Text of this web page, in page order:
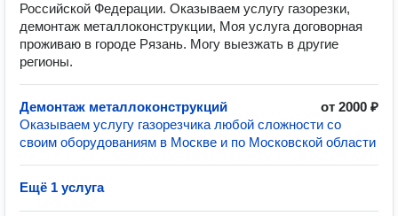
Российской Федерации. Оказываем услугу газорезки,
демонтаж металлоконструкции, Моя услуга договорная
проживаю в городе Рязань. Могу выезжать в другие
регионы.
Демонтаж металлоконструкций
от 2000 ₽
Оказываем услугу газорезчика любой сложности со
своим оборудованиям в Москве и по Московской области
Ещё 1 услуга